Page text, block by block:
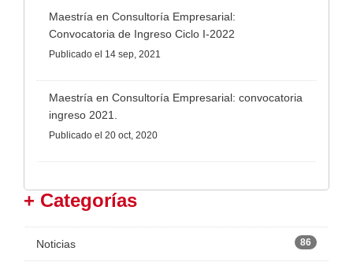
Maestría en Consultoría Empresarial:
Convocatoria de Ingreso Ciclo I-2022
Publicado el 14 sep, 2021
Maestría en Consultoría Empresarial: convocatoria
ingreso 2021.
Publicado el 20 oct, 2020
+ Categorías
Noticias 86